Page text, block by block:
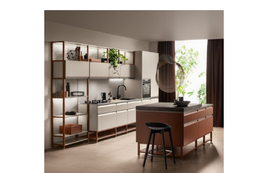
CUCINE MODERNO
Formalia